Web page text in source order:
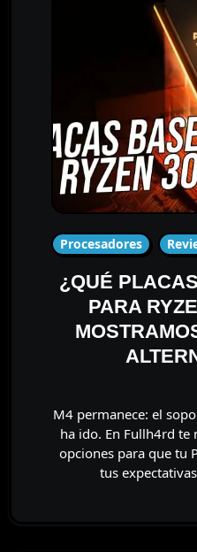
Procesadores
¿QUÉ
PARA
M4 permanece: el soporte para X470 y B450 se
ha ido. En Fullh4rd te
opciones para que tu
tus